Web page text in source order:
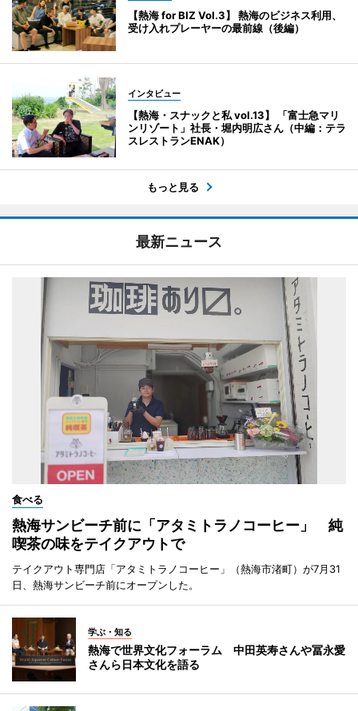
【熱海 for BIZ Vol.3】 熱海のビジネス利用、
受け入れプレーヤーの最前線（後編）
インタビュー
【熱海・スナックと私 vol.13】 「富士急マリ
ンリゾート」社長・堀内明広さん（中編：テラ
スレストランENAK）
もっと見る
最新ニュース
食べる
熱海サンビーチ前に「アタミトラノコーヒー」 純
喫茶の味をテイクアウトで
テイクアウト専門店「アタミトラノコーヒー」（熱海市渚町）が7月31
日、熱海サンビーチ前にオープンした。
学ぶ・知る
熱海で世界文化フォーラム 中田英寿さんや冨永愛
さんら日本文化を語る